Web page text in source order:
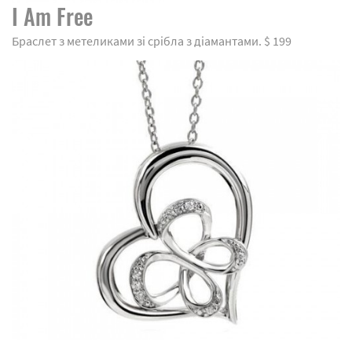
I Am Free
Браслет з метеликами зі срібла з діамантами. $ 199